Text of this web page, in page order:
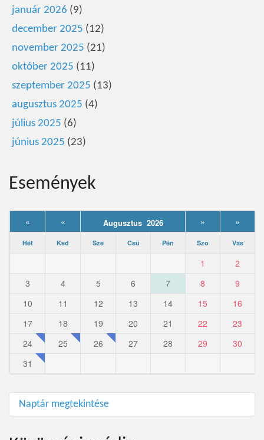
január 2026 (9)
december 2025 (12)
november 2025 (21)
október 2025 (11)
szeptember 2025 (13)
augusztus 2025 (4)
július 2025 (6)
június 2025 (23)
Események
« « Augusztus 2026 » »
Hét Ked Sze Csü Pén Szo Vas
1
2
3
4 5 6 7 8
9
10
11 12 13 14 15
16
17
18 19 20 21 22
23
24
25 26 27 28 29
30
31
Naptár megtekintése